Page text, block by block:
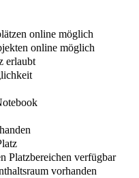
online möglich
online möglich
erlaubt
Platzbereichen verfügbar
vorhanden